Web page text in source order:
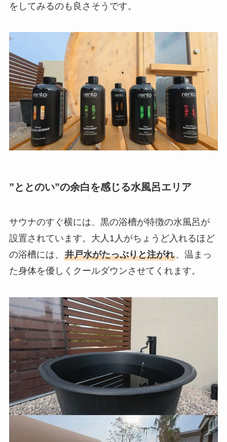
をしてみるのも良さそうです。
”ととのい”の余白を感じる水風呂エリア
サウナのすぐ横には、黒の浴槽が特徴の水風呂が
設置されています。大人1人がちょうど入れるほど
の浴槽には、 井戸水がたっぷりと注がれ、温まっ
た身体を優しくクールダウンさせてくれます。